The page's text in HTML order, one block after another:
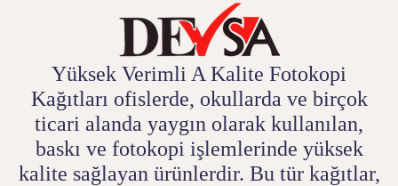
Yüksek Verimli A Kalite Fotokopi
Kağıtları ofislerde, okullarda ve birçok
ticari alanda yaygın olarak kullanılan,
baskı ve fotokopi işlemlerinde yüksek
kalite sağlayan ürünlerdir. Bu tür kağıtlar,